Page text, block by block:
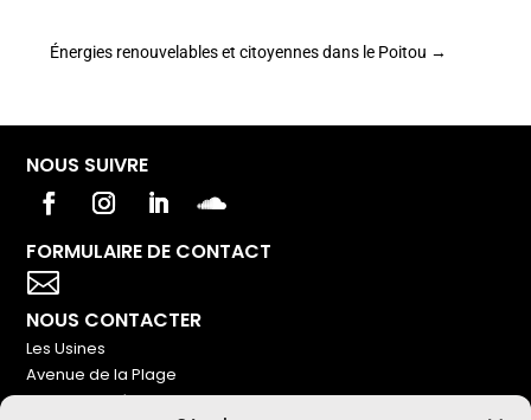
Énergies renouvelables et citoyennes dans le Poitou →
NOUS SUIVRE
FORMULAIRE DE CONTACT

NOUS CONTACTER
Les Usines
Avenue de la Plage
86240 Ligugé